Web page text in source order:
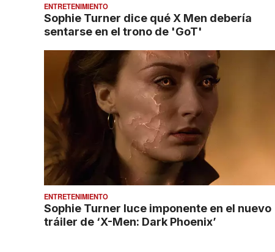
ENTRETENIMIENTO
Sophie Turner dice qué X Men debería
sentarse en el trono de 'GoT'
ENTRETENIMIENTO
Sophie Turner luce imponente en el nuevo
tráiler de ‘X-Men: Dark Phoenix’